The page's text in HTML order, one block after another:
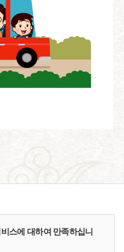
스에 대하여 만족하십니